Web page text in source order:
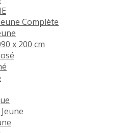
Complète
x 200 cm